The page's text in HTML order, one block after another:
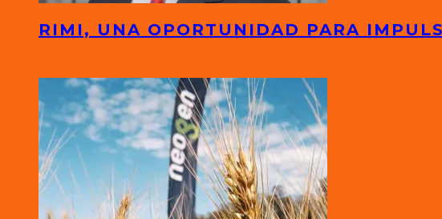
RIMI, UNA OPORTUNIDAD PARA